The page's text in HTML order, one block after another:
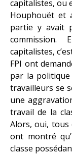
capitalistes, ou
Houphouët et
partie y avait
commission.
capitalistes,
FPI ont
par la
travailleurs se
une
travail de la
Alors, oui,
ont montré
classe